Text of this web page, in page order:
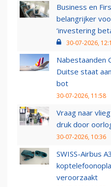
Business en
belangrijker
‘investering
30-07-2026,
Nabestaanden
Duitse staat
bot
30-07-2026, 11:58
Vraag naar
druk door
30-07-2026, 10:36
SWISS-Airbus
veroorzaakt